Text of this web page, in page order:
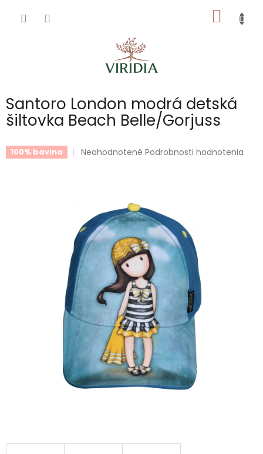
KOŠÍK
Santoro London modrá detská
šiltovka Beach Belle/Gorjuss
100% bavlna
Priemerné
hviezdičiek.
Neohodnotené Podrobnosti hodnotenia